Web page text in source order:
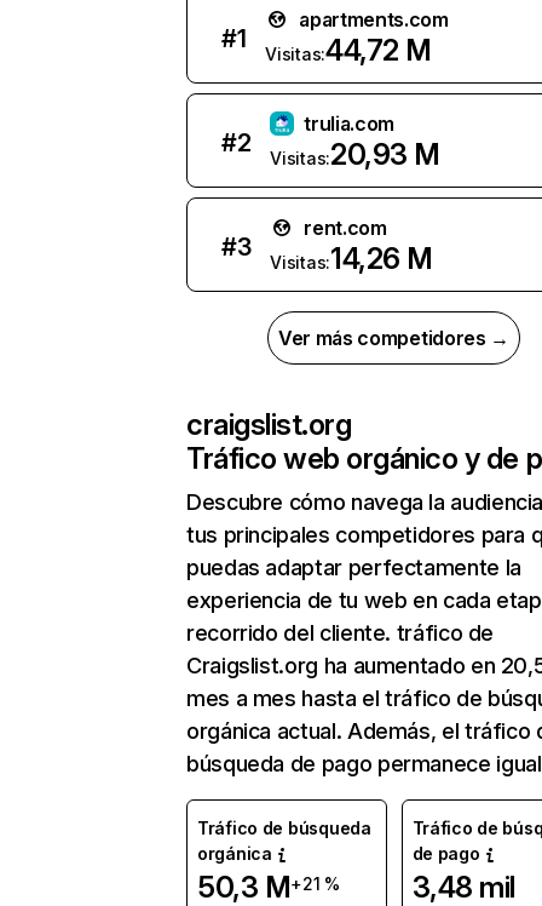
#1
apartments.com
Visitas:44,72 M
#2
trulia.com
Visitas:20,93 M
#3
rent.com
Visitas:14,26 M
Ver más competidores →
craigslist.org
Tráfico web orgánico y de
Descubre cómo navega la
tus principales competidores para
puedas adaptar perfectamente la
experiencia de tu web en cada
recorrido del cliente. tráfico de
Craigslist.org ha aumentado en
mes a mes hasta el tráfico de
orgánica actual. Además, el tráfico
búsqueda de pago permanece
Tráfico de búsqueda
orgánica
50,3 M+21 %
Tráfico de
de pago
3,48 mil